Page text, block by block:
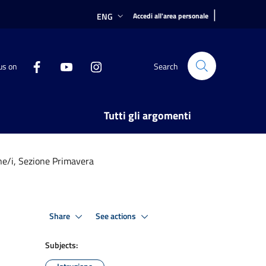
ENG Accedi all'area personale |
on Search
Tutti gli argomenti
i, Sezione Primavera
Share See actions
Subjects: